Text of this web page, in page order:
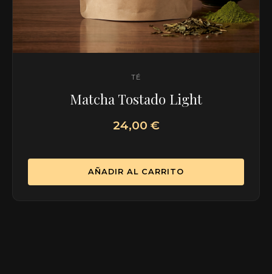
TÉ
Matcha Tostado Light
24,00 €
AÑADIR AL CARRITO